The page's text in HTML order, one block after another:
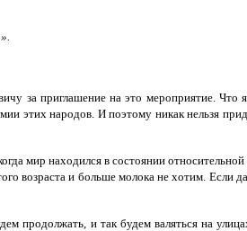
за приглашение на это мероприятие. Что
этих народов. И поэтому никак нельзя
мир находился в состоянии
возраста и больше молока не хотим. Если
продолжать, и так будем валяться на